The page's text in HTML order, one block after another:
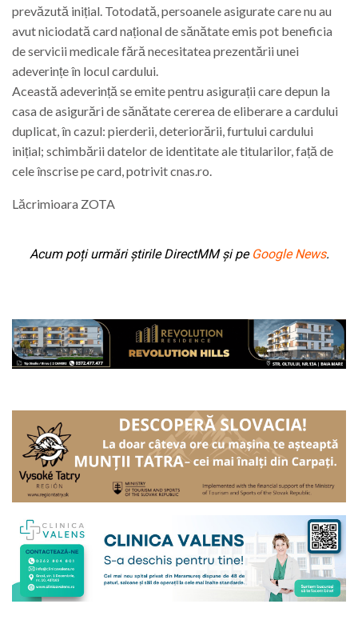
prevăzută inițial. Totodată, persoanele asigurate care nu au
avut niciodată card național de sănătate emis pot beneficia
de servicii medicale fără necesitatea prezentării unei
adeverințe în locul cardului.
Această adeverință se emite pentru asigurații care depun la
casa de asigurări de sănătate cererea de eliberare a cardului
duplicat, în cazul: pierderii, deteriorării, furtului cardului
inițial; schimbării datelor de identitate ale titularilor, față de
cele înscrise pe card, potrivit cnas.ro.
Lăcrimioara ZOTA
Acum poți urmări știrile DirectMM și pe Google News.